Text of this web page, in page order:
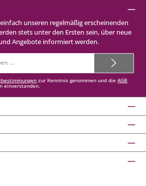
unseren regelmäßig erscheinenden
stets unter den Ersten sein, über neue
Angebote informiert werden.
Mail-
zur Kenntnis genommen und dieAGB
einverstanden.